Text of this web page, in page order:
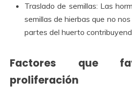
Traslado de semillas: Las
semillas de hierbas que no
partes del huerto
Factores que
proliferación